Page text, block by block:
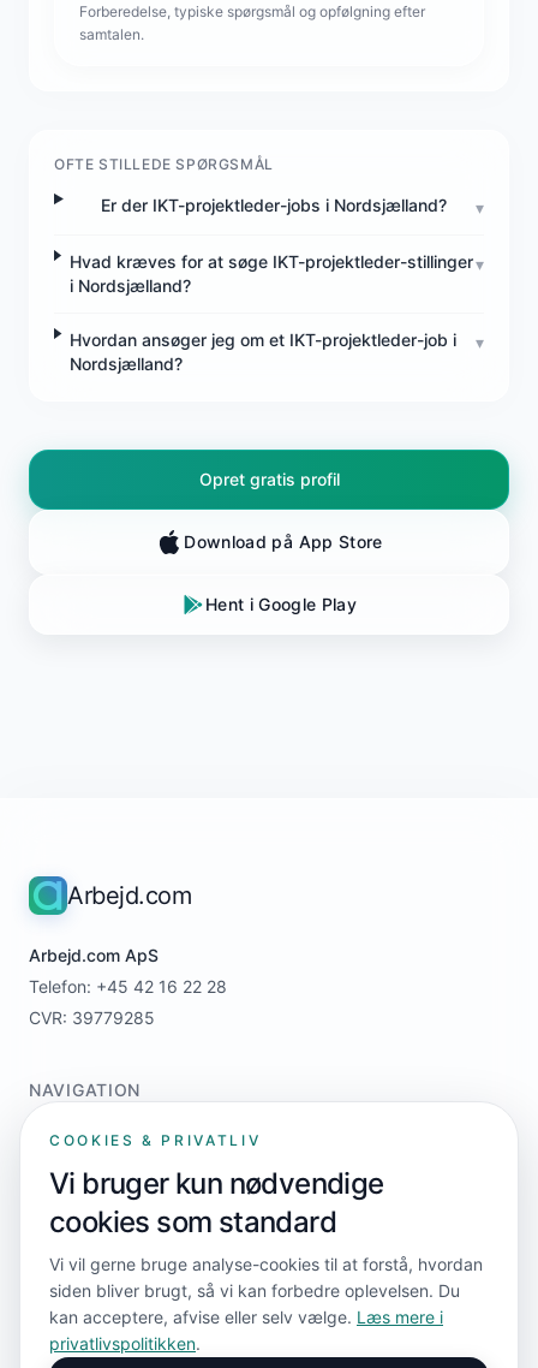
Forberedelse, typiske spørgsmål og opfølgning efter
samtalen.
OFTE STILLEDE SPØRGSMÅL
Er der IKT-projektleder-jobs i Nordsjælland? ▾
Hvad kræves for at søge IKT-projektleder-stillinger
i Nordsjælland?
▾
Hvordan ansøger jeg om et IKT-projektleder-job i
Nordsjælland?
▾
Opret gratis profil
Download på App Store
Hent i Google Play
Arbejd.com
Arbejd.com ApS
Telefon: +45 42 16 22 28
CVR: 39779285
NAVIGATION
Home
For virksomheder
Priser
FØLG OS
COOKIES & PRIVATLIV
Vi bruger kun nødvendige
cookies som standard
Vi vil gerne bruge analyse-cookies til at forstå, hvordan
siden bliver brugt, så vi kan forbedre oplevelsen. Du
kan acceptere, afvise eller selv vælge. Læs mere i
privatlivspolitikken.